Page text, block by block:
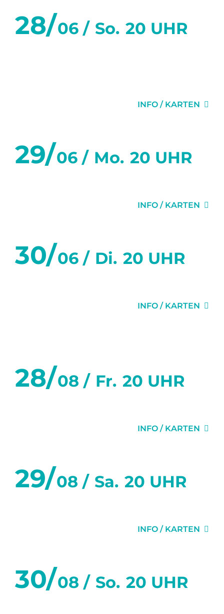
28/06 / So. 20 UHR
INFO / KARTEN
29/06 / Mo. 20 UHR
INFO / KARTEN
30/06 / Di. 20 UHR
INFO / KARTEN
28/08 / Fr. 20 UHR
INFO / KARTEN
29/08 / Sa. 20 UHR
INFO / KARTEN
30/08 / So. 20 UHR